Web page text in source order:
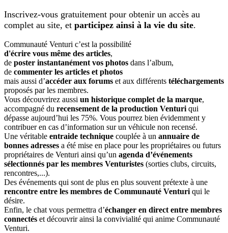
Inscrivez-vous gratuitement pour obtenir un accès au
complet au site, et participez ainsi à la vie du site.
Communauté Venturi c’est la possibilité
d'écrire vous même des articles,
de poster instantanément vos photos dans l’album,
de commenter les articles et photos
mais aussi d’accéder aux forums et aux différents téléchargements
proposés par les membres.
Vous découvrirez aussi un historique complet de la marque,
accompagné du recensement de la production Venturi qui
dépasse aujourd’hui les 75%. Vous pourrez bien évidemment y
contribuer en cas d’information sur un véhicule non recensé.
Une véritable entraide technique couplée à un annuaire de
bonnes adresses a été mise en place pour les propriétaires ou futurs
propriétaires de Venturi ainsi qu’un agenda d’événements
sélectionnés par les membres Venturistes (sorties clubs, circuits,
rencontres,...).
Des événements qui sont de plus en plus souvent prétexte à une
rencontre entre les membres de Communauté Venturi qui le
désire.
Enfin, le chat vous permettra d’échanger en direct entre membres
connectés et découvrir ainsi la convivialité qui anime Communauté
Venturi.